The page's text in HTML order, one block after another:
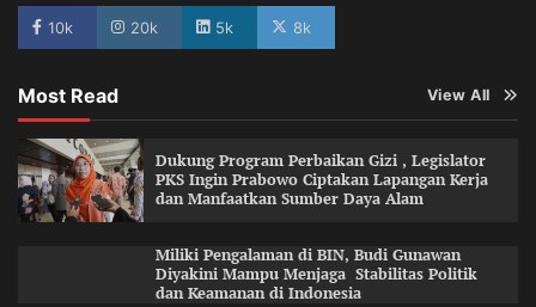
10k 20k 5k 8k
Most Read View All
Dukung Program Perbaikan Gizi , Legislator
PKS Ingin Prabowo Ciptakan Lapangan Kerja
dan Manfaatkan Sumber Daya Alam
Miliki Pengalaman di BIN, Budi Gunawan
Diyakini Mampu Menjaga Stabilitas Politik
dan Keamanan di Indonesia